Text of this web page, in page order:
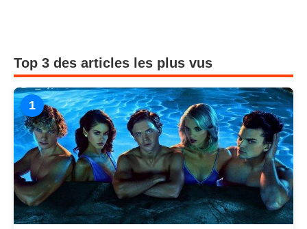
Top 3 des articles les plus vus
1